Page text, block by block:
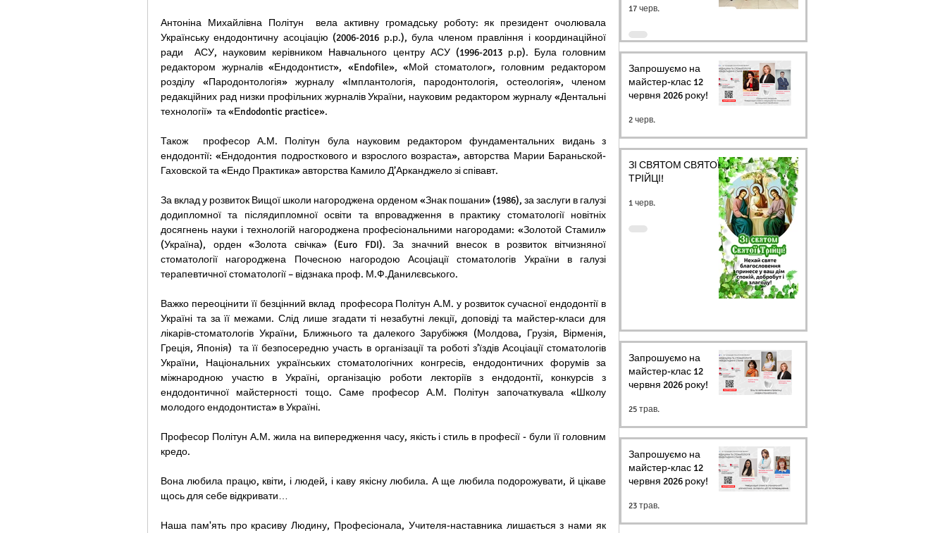
Антоніна Михайлівна Політун  вела активну громадську роботу: як президент очолювала
Українську ендодонтичну асоціацію (2006-2016 р.р.), була членом правління і координаційної
ради  АСУ, науковим керівником Навчального центру АСУ (1996-2013 р.р). Була головним
редактором журналів «Ендодонтист», «Endofile», «Мой стоматолог», головним редактором
розділу «Пародонтологія» журналу «Імплантологія, пародонтологія, остеологія», членом
редакційних рад низки профільних журналів України, науковим редактором журналу «Дентальні
технології»  та «Еndodontic practice».
Також  професор А.М. Політун була науковим редактором фундаментальних видань з
ендодонтії: «Ендодонтия подросткового и взрослого возраста», авторства Марии Бараньской-
Гаховской та «Ендо Практика» авторства Камило Д’Арканджело зі співавт.
За вклад у розвиток Вищої школи нагороджена орденом «Знак пошани» (1986), за заслуги в галузі
додипломної та післядипломної освіти та впровадження в практику стоматології новітніх
досягнень науки і технологій нагороджена професіональними нагородами: «Золотой Стамил»
(Україна), орден «Золота свічка» (Euro FDI). За значний внесок в розвиток вітчизняної
стоматології нагороджена Почесною нагородою Асоціації стоматологів України в галузі
терапевтичної стоматології – відзнака проф. М.Ф.Данилєвського.
Важко переоцінити її безцінний вклад  професора Політун А.М. у розвиток сучасної ендодонтії в
Україні та за її межами. Слід лише згадати ті незабутні лекції, доповіді та майстер-класи для
лікарів-стоматологів України, Ближнього та далекого Зарубіжжя (Молдова, Грузія, Вірменія,
Греція, Японія)  та її безпосередню участь в організації та роботі з’їздів Асоціації стоматологів
України, Національних українських стоматологічних конгресів, ендодонтичних форумів за
міжнародною участю в Україні, організацію роботи лекторіїв з ендодонтії, конкурсів з
ендодонтичної майстерності тощо. Саме професор А.М. Політун започаткувала «Школу
молодого ендодонтиста» в Україні.
Професор Політун А.М. жила на випередження часу, якість і стиль в професії - були її головним
кредо.
Вона любила працю, квіти, і людей, і каву якісну любила. А ще любила подорожувати, й цікаве
щось для себе відкривати…
Наша пам'ять про красиву Людину, Професіонала, Учителя-наставника лишається з нами як
17 черв.
Запрошуємо на
майстер-клас 12
червня 2026 року!
2 черв.
ЗІ СВЯТОМ СВЯТОЇ
ТРІЙЦІ!
1 черв.
Запрошуємо на
майстер-клас 12
червня 2026 року!
25 трав.
Запрошуємо на
майстер-клас 12
червня 2026 року!
23 трав.